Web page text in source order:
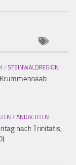
/ STEINWALDREGION
/ ANDACHTEN
nach Trinitatis,